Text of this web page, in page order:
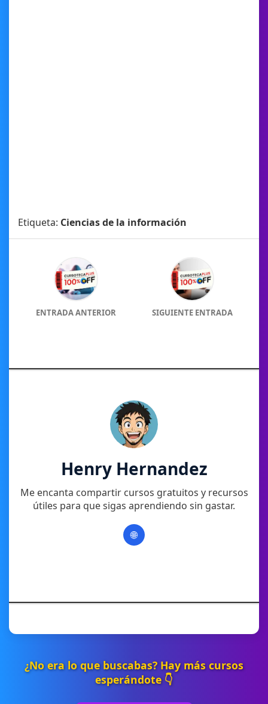
Etiqueta: Ciencias de la información
ENTRADA ANTERIOR SIGUIENTE ENTRADA
Henry Hernandez
Me encanta compartir cursos gratuitos y recursos
útiles para que sigas aprendiendo sin gastar.
🌐
¿No era lo que buscabas? Hay más cursos
esperándote 👇